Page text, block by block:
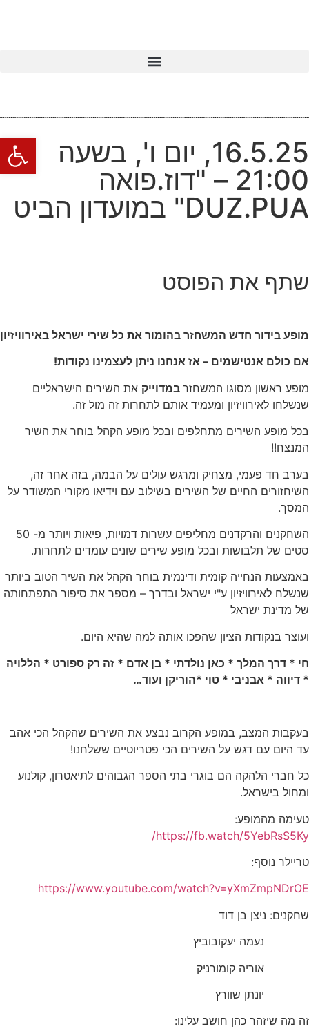
16.5.25, יום ו', בשעה
21:00 – "דוז.פואה
DUZ.PUA" במועדון הביט
שתף את הפוסט
מופע בידור חדש המשחזר בהומור את כל שירי ישראל באירוויזיון
אם כולם אנטישמים – אז אנחנו ניתן לעצמינו נקודות!
מופע ראשון מסוגו המשחזר במדוייק את השירים הישראליים
שנשלחו לאירוויזיון ומעמיד אותם לתחרות זה מול זה.
בכל מופע השירים מתחלפים ובכל מופע הקהל בוחר את השיר
המנצח!!
בערב חד פעמי, מצחיק ומרגש עולים על הבמה, בזה אחר זה,
השיחזורים החיים של השירים בשילוב עם וידיאו מקורי המשודר על
המסך.
השחקנים והרקדנים מחליפים עשרות דמויות, פיאות ויותר מ- 50
סטים של תלבושות ובכל מופע שירים שונים עומדים לתחרות.
באמצעות הנחייה קומית ודינמית בוחר הקהל את השיר הטוב ביותר
שנשלח לאירוויזיון ע"י ישראל ובדרך – מספר את סיפור התפתחותה
של מדינת ישראל
ועוצר בנקודות הציון שהפכו אותה למה שהיא היום.
חי * דרך המלך * כאן נולדתי * בן אדם * זה רק ספורט * הללויה
* דיווה * אבניבי * טוי *הוריקן ועוד…
בעקבות המצב, במופע הקרוב נבצע את השירים שהקהל הכי אהב
עד היום עם דגש על השירים הכי פטריוטיים ששלחנו!
כל חברי הלהקה הם בוגרי בתי הספר הגבוהים לתיאטרון, קולנוע
ומחול בישראל.
טעימה מהמופע:
https://fb.watch/5YebRsS5Ky
/
טריילר נוסף:
https://www.youtube.com/watch?v=yXmZmpNDrOE
שחקנים: ניצן בן דוד
נעמה יעקובוביץ
אוריה קומורניק
יונתן שוורץ
זה מה שיזהר כהן חושב עלינו:
פתח